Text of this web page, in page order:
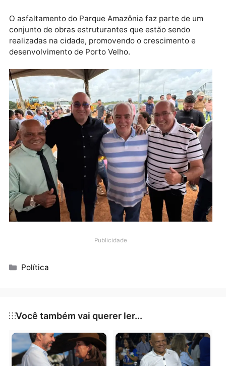
O asfaltamento do Parque Amazônia faz parte de um
conjunto de obras estruturantes que estão sendo
realizadas na cidade, promovendo o crescimento e
desenvolvimento de Porto Velho.